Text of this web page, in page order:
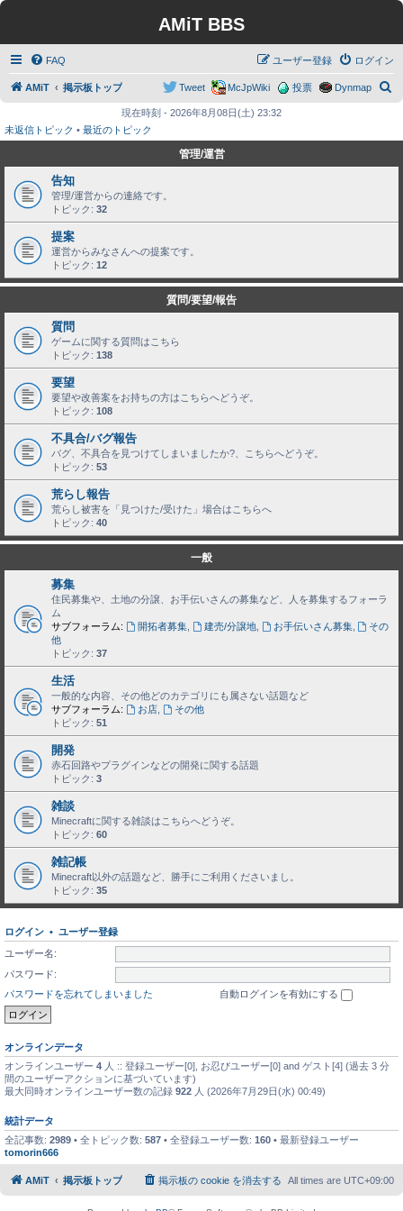
AMiT BBS
FAQ ログイン
ユーザー登録
AMiT 掲示板トップ Dynmap
投票
McJpWiki
Tweet
現在時刻 - 2026年8月08日(土) 23:32
未返信トピック • 最近のトピック
管理/運営
告知
管理/運営からの連絡です。
トピック: 32
提案
運営からみなさんへの提案です。
トピック: 12
質問/要望/報告
質問
ゲームに関する質問はこちら
トピック: 138
要望
要望や改善案をお持ちの方はこちらへどうぞ。
トピック: 108
不具合/バグ報告
バグ、不具合を見つけてしまいましたか?、こちらへどうぞ。
トピック: 53
荒らし報告
荒らし被害を「見つけた/受けた」場合はこちらへ
トピック: 40
一般
募集
住民募集や、土地の分譲、お手伝いさんの募集など、人を募集するフォーラ
ム
サブフォーラム:
開拓者募集, 建売/分譲地, お手伝いさん募集,
その
他
トピック: 37
生活
一般的な内容、その他どのカテゴリにも属さない話題など
サブフォーラム:
お店,
その他
トピック: 51
開発
赤石回路やプラグインなどの開発に関する話題
トピック: 3
雑談
Minecraftに関する雑談はこちらへどうぞ。
トピック: 60
雑記帳
Minecraft以外の話題など、勝手にご利用くださいまし。
トピック: 35
ログイン • ユーザー登録
ユーザー名:
パスワード:
パスワードを忘れてしまいました
自動ログインを有効にする
オンラインデータ
オンラインユーザー 4 人 :: 登録ユーザー[0], お忍びユーザー[0] and ゲスト[4] (過去 3 分
間のユーザーアクションに基づいています)
最大同時オンラインユーザー数の記録 922 人 (2026年7月29日(水) 00:49)
統計データ
全記事数: 2989 • 全トピック数: 587 • 全登録ユーザー数: 160 • 最新登録ユーザー
tomorin666
AMiT 掲示板トップ All times are UTC+09:00
掲示板の cookie を消去する